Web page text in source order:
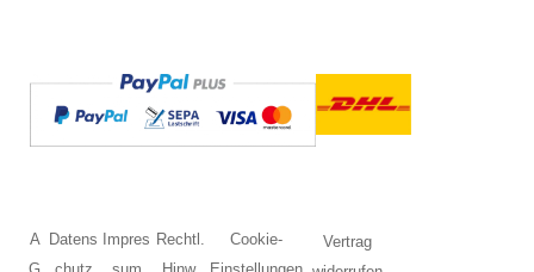
A
Datens
Impres Rechtl.
Cookie-
Vertrag